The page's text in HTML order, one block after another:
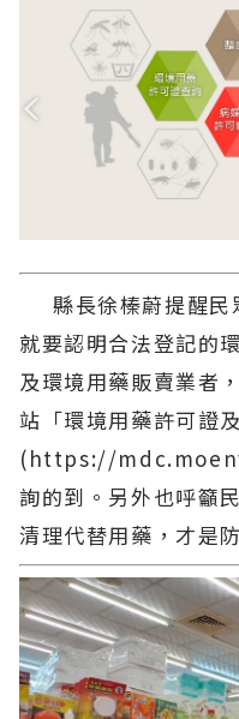
縣長徐榛蔚提醒民
就要認明合法登記的
及環境用藥販賣業者
站「環境用藥許可證
(https://
詢的到。另外也呼籲
清理代替用藥，才是